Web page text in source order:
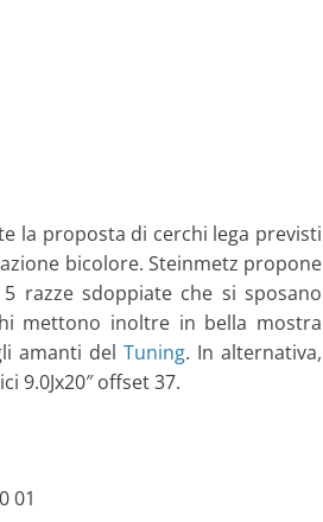
la proposta di cerchi lega previsti
bicolore. Steinmetz propone
razze sdoppiate che si sposano
mettono inoltre in bella mostra
amanti delTuning. In alternativa,
9.0Jx20″ offset 37.